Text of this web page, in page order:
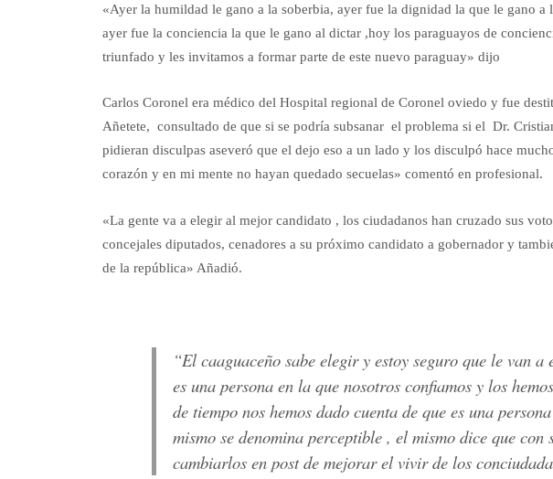
«Ayer la humildad le gano a la soberbia, ayer fue la dignidad la que le gano
ayer fue la conciencia la que le gano al dictar ,hoy los paraguayos de
triunfado y les invitamos a formar parte de este nuevo paraguay» dijo
Carlos Coronel era médico del Hospital regional de Coronel oviedo y fue
Añetete, consultado de que si se podría subsanar el problema si el Dr.
pidieran disculpas aseveró que el dejo eso a un lado y los disculpó hace
corazón y en mi mente no hayan quedado secuelas» comentó en profesional.
«La gente va a elegir al mejor candidato , los ciudadanos han cruzado sus
concejales diputados, cenadores a su próximo candidato a gobernador y
de la república» Añadió.
“El caaguaceño sabe elegir y estoy seguro que le van
es una persona en la que nosotros confiamos y los
de tiempo nos hemos dado cuenta de que es una
mismo se denomina perceptible , el mismo dice que con
cambiarlos en post de mejorar el vivir de los